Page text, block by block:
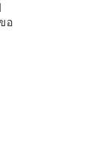
อ